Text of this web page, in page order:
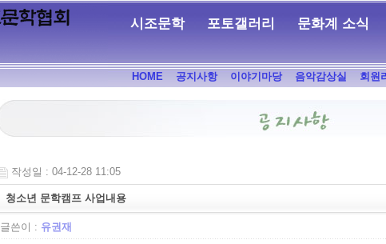
시조문학 포토갤러리 문화계 소식
HOME 공지사항 이야기마당 음악감상실 회원
작성일 : 04-12-28 11:05
청소년 문학캠프 사업내용
글쓴이 : 유권재